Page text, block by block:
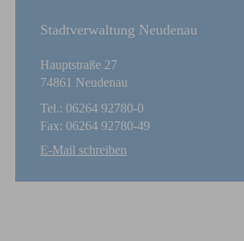
Stadtverwaltung Neudenau
Hauptstraße 27
74861 Neudenau
Tel.: 06264 92780-0
Fax: 06264 92780-49
E-Mail schreiben